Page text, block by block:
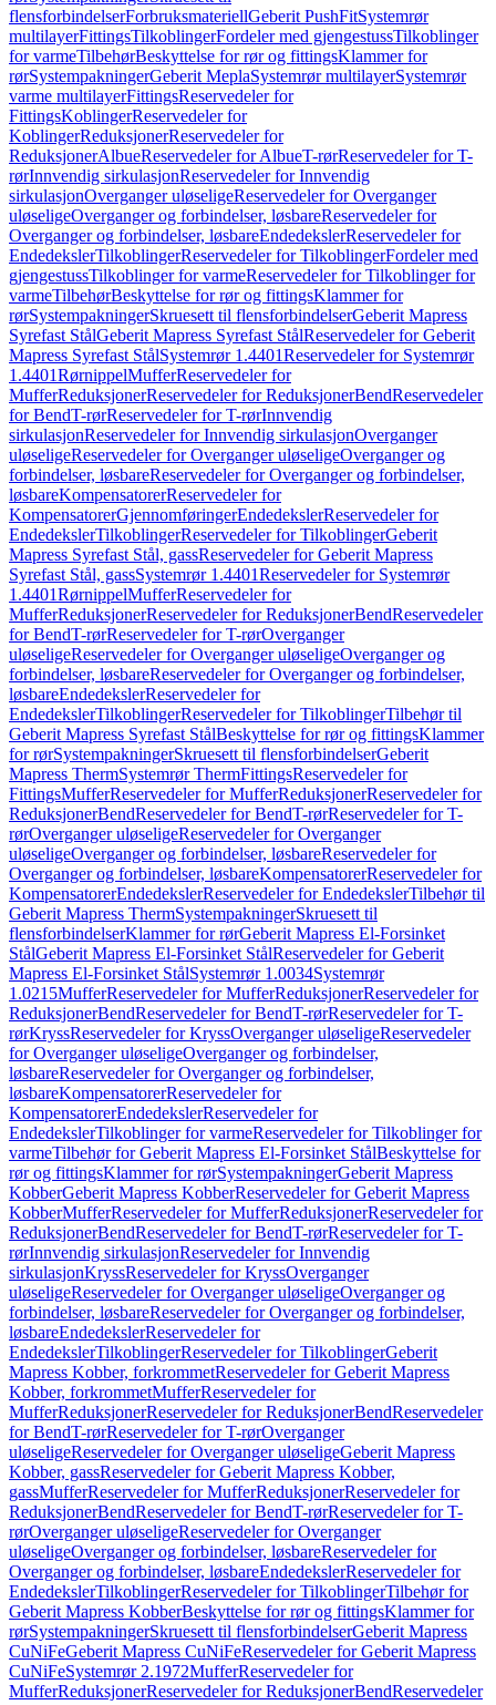
flensforbindelserForbruksmateriellGeberit PushFitSystemrør
multilayerFittingsTilkoblingerFordeler med gjengestussTilkoblinger
for varmeTilbehørBeskyttelse for rør og fittingsKlammer for
rørSystempakningerGeberit MeplaSystemrør multilayerSystemrør
varme multilayerFittingsReservedeler for
FittingsKoblingerReservedeler for
KoblingerReduksjonerReservedeler for
ReduksjonerAlbueReservedeler for AlbueT-rørReservedeler for T-
rørInnvendig sirkulasjonReservedeler for Innvendig
sirkulasjonOverganger uløseligeReservedeler for Overganger
uløseligeOverganger og forbindelser, løsbareReservedeler for
Overganger og forbindelser, løsbareEndedekslerReservedeler for
EndedekslerTilkoblingerReservedeler for TilkoblingerFordeler med
gjengestussTilkoblinger for varmeReservedeler for Tilkoblinger for
varmeTilbehørBeskyttelse for rør og fittingsKlammer for
rørSystempakningerSkruesett til flensforbindelserGeberit Mapress
Syrefast StålGeberit Mapress Syrefast StålReservedeler for Geberit
Mapress Syrefast StålSystemrør 1.4401Reservedeler for Systemrør
1.4401RørnippelMufferReservedeler for
MufferReduksjonerReservedeler for ReduksjonerBendReservedeler
for BendT-rørReservedeler for T-rørInnvendig
sirkulasjonReservedeler for Innvendig sirkulasjonOverganger
uløseligeReservedeler for Overganger uløseligeOverganger og
forbindelser, løsbareReservedeler for Overganger og forbindelser,
løsbareKompensatorerReservedeler for
KompensatorerGjennomføringerEndedekslerReservedeler for
EndedekslerTilkoblingerReservedeler for TilkoblingerGeberit
Mapress Syrefast Stål, gassReservedeler for Geberit Mapress
Syrefast Stål, gassSystemrør 1.4401Reservedeler for Systemrør
1.4401RørnippelMufferReservedeler for
MufferReduksjonerReservedeler for ReduksjonerBendReservedeler
for BendT-rørReservedeler for T-rørOverganger
uløseligeReservedeler for Overganger uløseligeOverganger og
forbindelser, løsbareReservedeler for Overganger og forbindelser,
løsbareEndedekslerReservedeler for
EndedekslerTilkoblingerReservedeler for TilkoblingerTilbehør til
Geberit Mapress Syrefast StålBeskyttelse for rør og fittingsKlammer
for rørSystempakningerSkruesett til flensforbindelserGeberit
Mapress ThermSystemrør ThermFittingsReservedeler for
FittingsMufferReservedeler for MufferReduksjonerReservedeler for
ReduksjonerBendReservedeler for BendT-rørReservedeler for T-
rørOverganger uløseligeReservedeler for Overganger
uløseligeOverganger og forbindelser, løsbareReservedeler for
Overganger og forbindelser, løsbareKompensatorerReservedeler for
KompensatorerEndedekslerReservedeler for EndedekslerTilbehør til
Geberit Mapress ThermSystempakningerSkruesett til
flensforbindelserKlammer for rørGeberit Mapress El-Forsinket
StålGeberit Mapress El-Forsinket StålReservedeler for Geberit
Mapress El-Forsinket StålSystemrør 1.0034Systemrør
1.0215MufferReservedeler for MufferReduksjonerReservedeler for
ReduksjonerBendReservedeler for BendT-rørReservedeler for T-
rørKryssReservedeler for KryssOverganger uløseligeReservedeler
for Overganger uløseligeOverganger og forbindelser,
løsbareReservedeler for Overganger og forbindelser,
løsbareKompensatorerReservedeler for
KompensatorerEndedekslerReservedeler for
EndedekslerTilkoblinger for varmeReservedeler for Tilkoblinger for
varmeTilbehør for Geberit Mapress El-Forsinket StålBeskyttelse for
rør og fittingsKlammer for rørSystempakningerGeberit Mapress
KobberGeberit Mapress KobberReservedeler for Geberit Mapress
KobberMufferReservedeler for MufferReduksjonerReservedeler for
ReduksjonerBendReservedeler for BendT-rørReservedeler for T-
rørInnvendig sirkulasjonReservedeler for Innvendig
sirkulasjonKryssReservedeler for KryssOverganger
uløseligeReservedeler for Overganger uløseligeOverganger og
forbindelser, løsbareReservedeler for Overganger og forbindelser,
løsbareEndedekslerReservedeler for
EndedekslerTilkoblingerReservedeler for TilkoblingerGeberit
Mapress Kobber, forkrommetReservedeler for Geberit Mapress
Kobber, forkrommetMufferReservedeler for
MufferReduksjonerReservedeler for ReduksjonerBendReservedeler
for BendT-rørReservedeler for T-rørOverganger
uløseligeReservedeler for Overganger uløseligeGeberit Mapress
Kobber, gassReservedeler for Geberit Mapress Kobber,
gassMufferReservedeler for MufferReduksjonerReservedeler for
ReduksjonerBendReservedeler for BendT-rørReservedeler for T-
rørOverganger uløseligeReservedeler for Overganger
uløseligeOverganger og forbindelser, løsbareReservedeler for
Overganger og forbindelser, løsbareEndedekslerReservedeler for
EndedekslerTilkoblingerReservedeler for TilkoblingerTilbehør for
Geberit Mapress KobberBeskyttelse for rør og fittingsKlammer for
rørSystempakningerSkruesett til flensforbindelserGeberit Mapress
CuNiFeGeberit Mapress CuNiFeReservedeler for Geberit Mapress
CuNiFeSystemrør 2.1972MufferReservedeler for
MufferReduksjonerReservedeler for ReduksjonerBendReservedeler